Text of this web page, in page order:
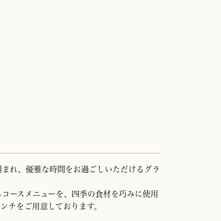
れ、 優雅な時間をお過ごしいただけるグラ
ースメニューを、
四季の食材を巧みに使用
チをご用意 しております。